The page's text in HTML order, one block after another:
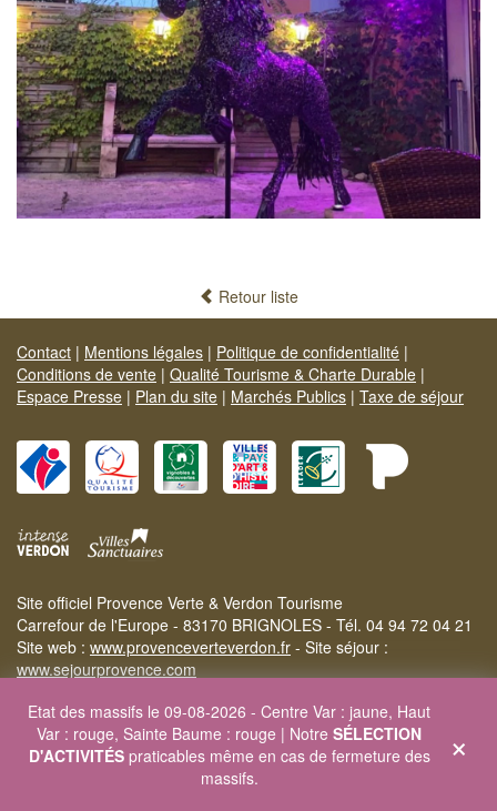
Retour liste
Contact | Mentions légales | Politique de confidentialité |
Conditions de vente | Qualité Tourisme & Charte Durable |
Espace Presse | Plan du site | Marchés Publics | Taxe de séjour
Site officiel Provence Verte & Verdon Tourisme
Carrefour de l'Europe - 83170 BRIGNOLES - Tél. 04 94 72 04 21
Site web : www.provenceverteverdon.fr - Site séjour :
www.sejourprovence.com
×
Etat des massifs le 09-08-2026 - Centre Var : jaune, Haut
Var : rouge, Sainte Baume : rouge | Notre SÉLECTION
D'ACTIVITÉSpraticables même en cas de fermeture des
massifs.